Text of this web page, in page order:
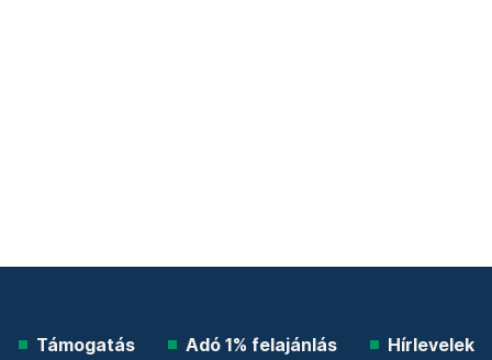
Támogatás Adó 1% felajánlás Hírlevelek